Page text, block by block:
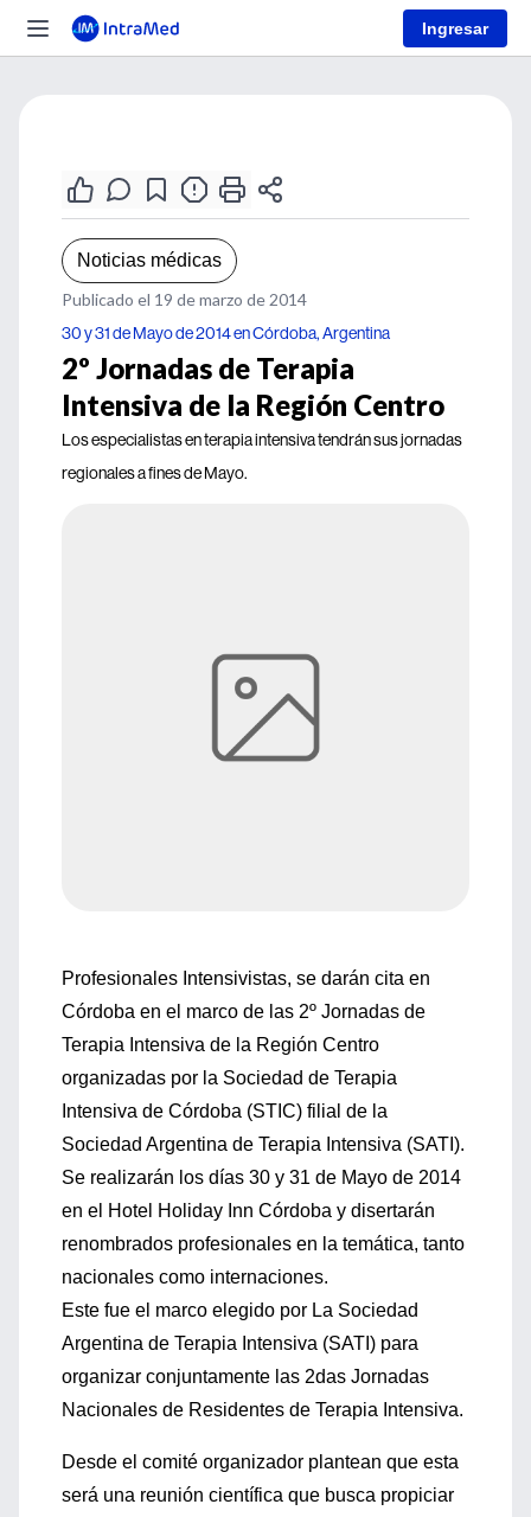
Ingresar
Noticias médicas
Publicado el 19 de marzo de 2014
30 y 31 de Mayo de 2014 en Córdoba, Argentina
2º Jornadas de Terapia
Intensiva de la Región Centro
Los especialistas en terapia intensiva tendrán sus jornadas
regionales a fines de Mayo.
Profesionales Intensivistas, se darán cita en
Córdoba en el marco de las 2º Jornadas de
Terapia Intensiva de la Región Centro
organizadas por la Sociedad de Terapia
Intensiva de Córdoba (STIC) filial de la
Sociedad Argentina de Terapia Intensiva (SATI).
Se realizarán los días 30 y 31 de Mayo de 2014
en el Hotel Holiday Inn Córdoba y disertarán
renombrados profesionales en la temática, tanto
nacionales como internaciones.
Este fue el marco elegido por La Sociedad
Argentina de Terapia Intensiva (SATI) para
organizar conjuntamente las 2das Jornadas
Nacionales de Residentes de Terapia Intensiva.
Desde el comité organizador plantean que esta
será una reunión científica que busca propiciar